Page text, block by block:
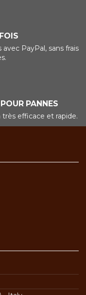
PayPal, sans frais
PANNES
efficace et rapide.